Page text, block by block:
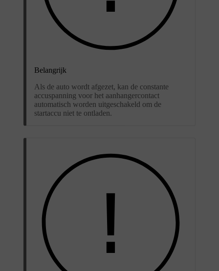
Belangrijk
Als de auto wordt afgezet, kan de constante
accuspanning voor het aanhangercontact
automatisch worden uitgeschakeld om de
startaccu niet te ontladen.